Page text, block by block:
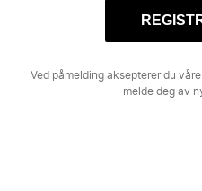
Ved påmelding aksepterer du våre
melde deg av